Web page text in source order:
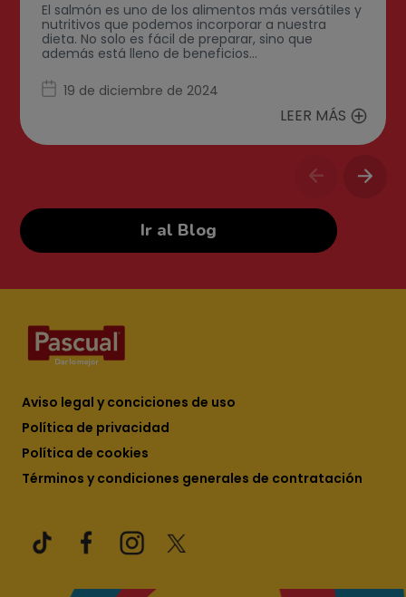
El salmón es uno de los alimentos más versátiles y
nutritivos que podemos incorporar a nuestra
dieta. No solo es fácil de preparar, sino que
además está lleno de beneficios…
19 de diciembre de 2024
LEER MÁS
Ir al Blog
Aviso legal y conciciones de uso
Política de privacidad
Política de cookies
Términos y condiciones generales de contratación